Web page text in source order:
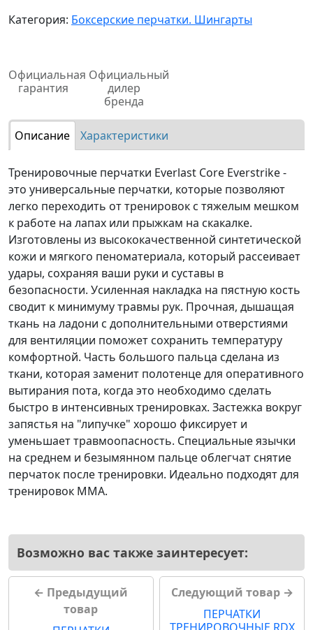
Категория: Боксерские перчатки. Шингарты
Официальная
гарантия
Официальный
дилер
бренда
Описание Характеристики
Тренировочные перчатки Everlast Core Everstrike -
это универсальные перчатки, которые позволяют
легко переходить от тренировок с тяжелым мешком
к работе на лапах или прыжкам на скакалке.
Изготовлены из высококачественной синтетической
кожи и мягкого пеноматериала, который рассеивает
удары, сохраняя ваши руки и суставы в
безопасности. Усиленная накладка на пястную кость
сводит к минимуму травмы рук. Прочная, дышащая
ткань на ладони с дополнительными отверстиями
для вентиляции поможет сохранить температуру
комфортной. Часть большого пальца сделана из
ткани, которая заменит полотенце для оперативного
вытирания пота, когда это необходимо сделать
быстро в интенсивных тренировках. Застежка вокруг
запястья на "липучке" хорошо фиксирует и
уменьшает травмоопасность. Специальные язычки
на среднем и безымянном пальце облегчат снятие
перчаток после тренировки. Идеально подходят для
тренировок ММА.
Возможно вас также заинтересует:
← Предыдущий
товар
Следующий товар →
ПЕРЧАТКИ